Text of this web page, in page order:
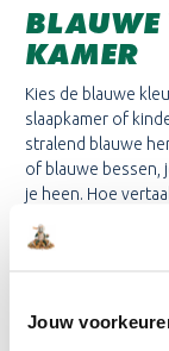
Jouw
BLAUWE
KAMER
Kies de blauwe
slaapkamer of
stralend blauwe
of blauwe bessen,
je heen. Hoe
Woonkamer: